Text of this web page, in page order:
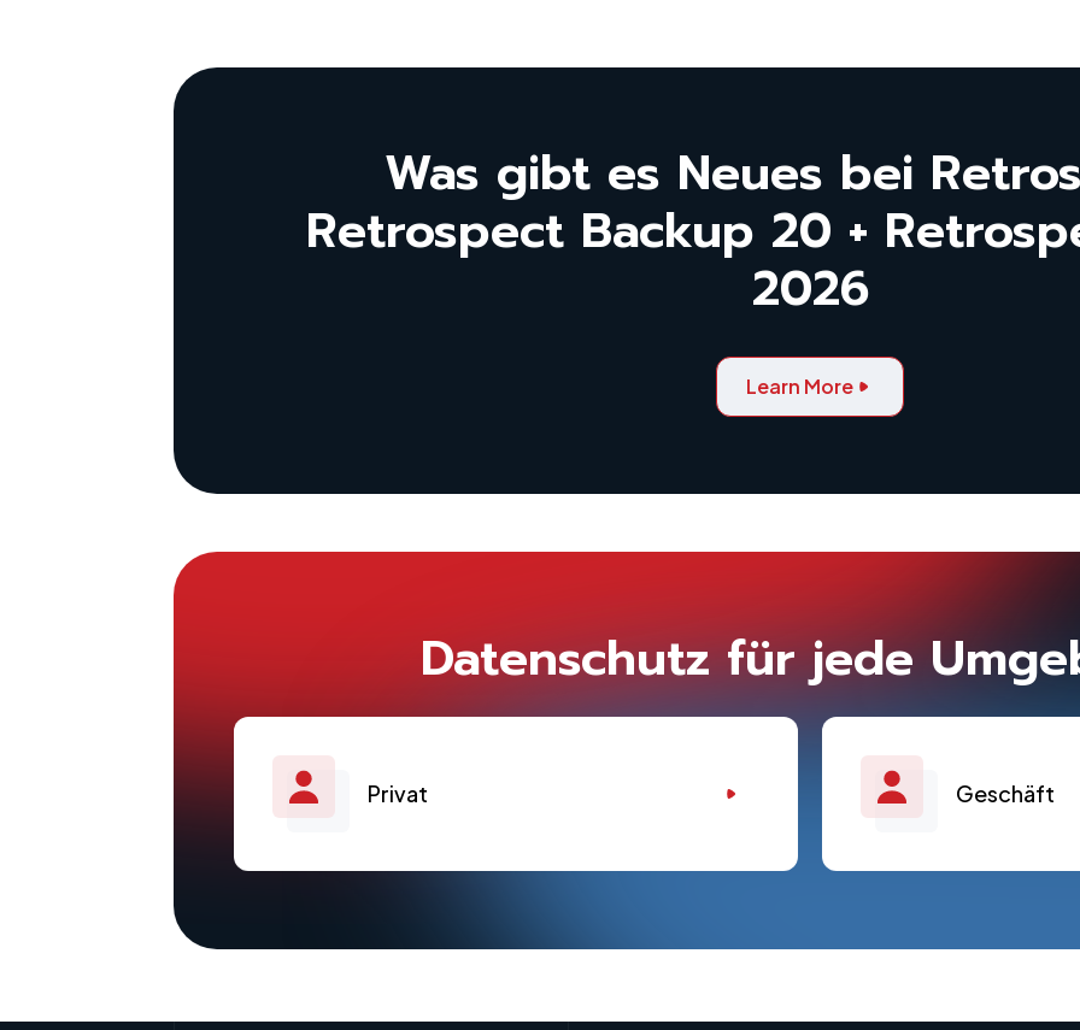
Was gibt es Neues bei
Retrospect Backup 20 +
2026
Learn More
Datenschutz für jede
Privat Geschäft